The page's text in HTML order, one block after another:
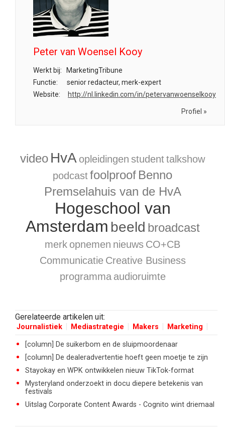
Peter van Woensel Kooy
Werkt bij:
MarketingTribune
Functie:
senior redacteur, merk-expert
Website:
http://nl.linkedin.com/in/petervanwoenselkooy
Profiel »
video HvA opleidingen studenttalkshow
podcastfoolproof Benno
Premselahuis van de HvA
Hogeschool van
Amsterdam beeld broadcast
merk opnemen nieuws CO+CB
Communicatie Creative Business
programma audioruimte
Gerelateerde artikelen uit:
Journalistiek Mediastrategie Makers Marketing
[column] De suikerbom en de sluipmoordenaar
[column] De dealeradvertentie hoeft geen moetje te zijn
Stayokay en WPK ontwikkelen nieuw TikTok-format
Mysteryland onderzoekt in docu diepere betekenis van
festivals
Uitslag Corporate Content Awards - Cognito wint driemaal